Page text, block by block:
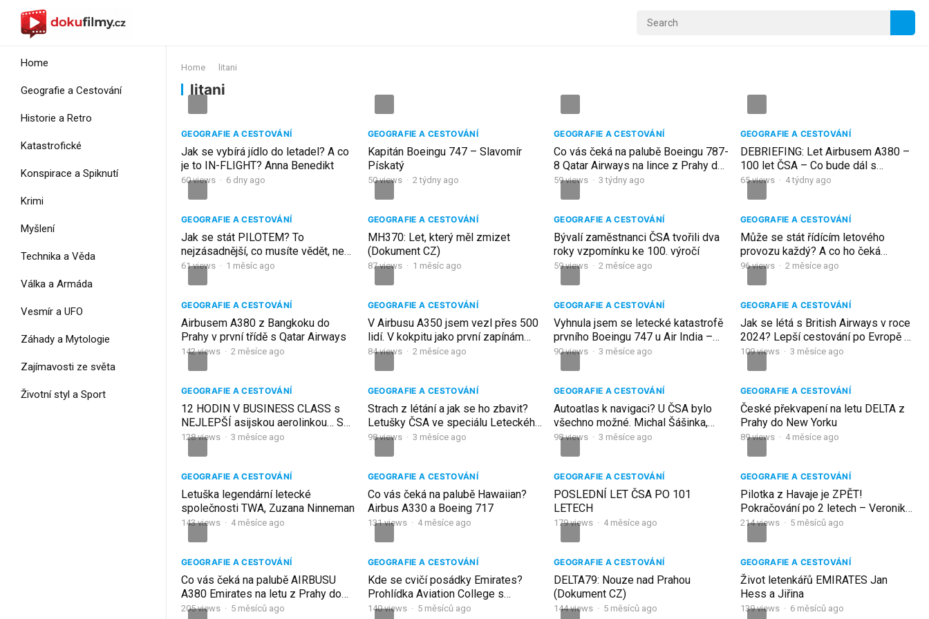
Home
Geografie a Cestování
Historie a Retro
Katastrofické
Konspirace a Spiknutí
Krimi
Myšlení
Technika a Věda
Válka a Armáda
Vesmír a UFO
Záhady a Mytologie
Zajímavosti ze světa
Životní styl a Sport
Home litani
litani
GEOGRAFIE A CESTOVÁNÍ
Jak se vybírá jídlo do letadel? A co
je to IN-FLIGHT? Anna Benedikt
60views · 6 dny ago
GEOGRAFIE A CESTOVÁNÍ
Kapitán Boeingu 747 – Slavomír
Pískatý
50views · 2 týdny ago
GEOGRAFIE A CESTOVÁNÍ
Co vás čeká na palubě Boeingu 787-
8 Qatar Airways na lince z Prahy do
Dauhá?
59views · 3 týdny ago
GEOGRAFIE A CESTOVÁNÍ
DEBRIEFING: Let Airbusem A380 –
100 let ČSA – Co bude dál s
flyRosta?
65views · 4 týdny ago
GEOGRAFIE A CESTOVÁNÍ
Jak se stát PILOTEM? To
nejzásadnější, co musíte vědět, než
začnete! David Hecl
61views · 1 měsíc ago
GEOGRAFIE A CESTOVÁNÍ
MH370: Let, který měl zmizet
(Dokument CZ)
87views · 1 měsíc ago
GEOGRAFIE A CESTOVÁNÍ
Bývalí zaměstnanci ČSA tvořili dva
roky vzpomínku ke 100. výročí
59views · 2 měsíce ago
GEOGRAFIE A CESTOVÁNÍ
Může se stát řídícím letového
provozu každý? A co ho čeká
během výcviku? Anna Dobrycká
96views · 2 měsíce ago
GEOGRAFIE A CESTOVÁNÍ
Airbusem A380 z Bangkoku do
Prahy v první třídě s Qatar Airways
142views · 2 měsíce ago
GEOGRAFIE A CESTOVÁNÍ
V Airbusu A350 jsem vezl přes 500
lidí. V kokpitu jako první zapínám
Windows – Martin Jokl
84views · 2 měsíce ago
GEOGRAFIE A CESTOVÁNÍ
Vyhnula jsem se letecké katastrofě
prvního Boeingu 747 u Air India –
Letuška Ludmila Vaňková
90views · 3 měsíce ago
GEOGRAFIE A CESTOVÁNÍ
Jak se létá s British Airways v roce
2024? Lepší cestování po Evropě už
nebude.
109views · 3 měsíce ago
GEOGRAFIE A CESTOVÁNÍ
12 HODIN V BUSINESS CLASS s
NEJLEPŠÍ asijskou aerolinkou… S
Cathay Pacific do Hongkongu
128views · 3 měsíce ago
GEOGRAFIE A CESTOVÁNÍ
Strach z létání a jak se ho zbavit?
Letušky ČSA ve speciálu Leteckého
podcastu
98views · 3 měsíce ago
GEOGRAFIE A CESTOVÁNÍ
Autoatlas k navigaci? U ČSA bylo
všechno možné. Michal Šášinka,
kapitán Airbusu A350
98views · 3 měsíce ago
GEOGRAFIE A CESTOVÁNÍ
České překvapení na letu DELTA z
Prahy do New Yorku
89views · 4 měsíce ago
GEOGRAFIE A CESTOVÁNÍ
Letuška legendární letecké
společnosti TWA, Zuzana Ninneman
143views · 4 měsíce ago
GEOGRAFIE A CESTOVÁNÍ
Co vás čeká na palubě Hawaiian?
Airbus A330 a Boeing 717
131views · 4 měsíce ago
GEOGRAFIE A CESTOVÁNÍ
POSLEDNÍ LET ČSA PO 101
LETECH
179views · 4 měsíce ago
GEOGRAFIE A CESTOVÁNÍ
Pilotka z Havaje je ZPĚT!
Pokračování po 2 letech – Veronika
Benšová
214views · 5 měsíců ago
GEOGRAFIE A CESTOVÁNÍ
Co vás čeká na palubě AIRBUSU
A380 Emirates na letu z Prahy do
Dubaje?
205views · 5 měsíců ago
GEOGRAFIE A CESTOVÁNÍ
Kde se cvičí posádky Emirates?
Prohlídka Aviation College s
českým průvodcem Davidem
140views · 5 měsíců ago
GEOGRAFIE A CESTOVÁNÍ
DELTA79: Nouze nad Prahou
(Dokument CZ)
144views · 5 měsíců ago
GEOGRAFIE A CESTOVÁNÍ
Život letenkářů EMIRATES Jan
Hess a Jiřina
139views · 6 měsíců ago